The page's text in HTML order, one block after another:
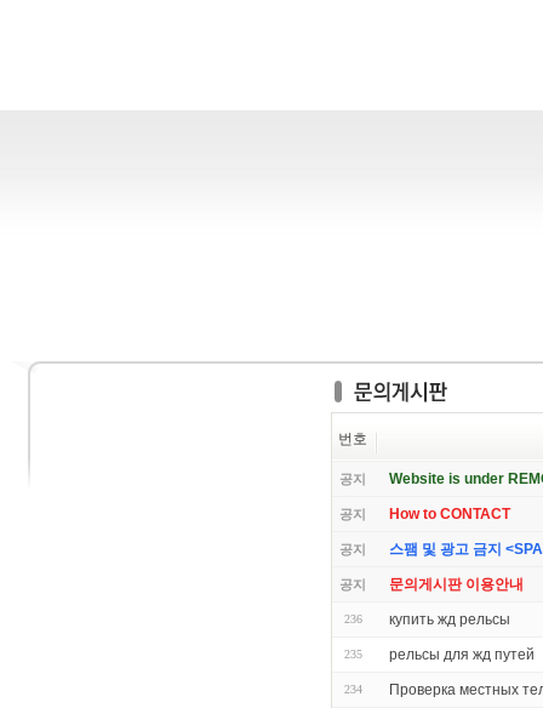
번호
공지 Website is under
공지 How to CONTACT
공지 스팸 및 광고 금지
공지 문의게시판 이용안내
236 купить жд рельсы
235 рельсы для жд путей
234 Проверка местных